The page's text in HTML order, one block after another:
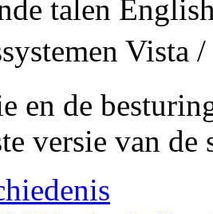
talen
Vista
en de
versie van de